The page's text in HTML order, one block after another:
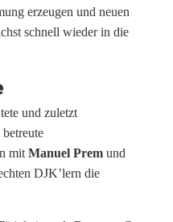
erzeugen und neuen
schnell wieder in die
und zuletzt
betreute
mit Manuel Prem und
DJK’lern die